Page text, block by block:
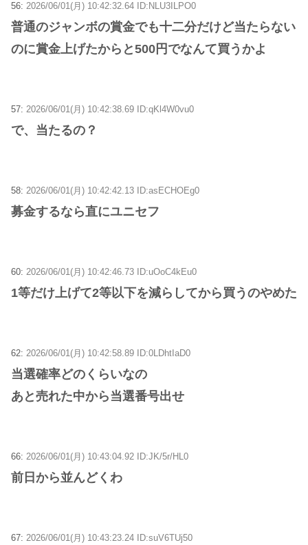
56: 2026/06/01(月) 10:42:32.64 ID:NLU3ILPO0
普通のジャンボの賞金でも十二分だけど当たらない
のに賞金上げたからと500円でなんて買うかよ
57: 2026/06/01(月) 10:42:38.69 ID:qKl4W0vu0
で、当たるの？
58: 2026/06/01(月) 10:42:42.13 ID:asECHOEg0
募金するなら直にユニセフ
60: 2026/06/01(月) 10:42:46.73 ID:uOoC4kEu0
1等だけ上げて2等以下を減らしてから買うのやめた
62: 2026/06/01(月) 10:42:58.89 ID:0LDhtIaD0
当選確率どのくらいなの
あと売れた中から当選番号出せ
66: 2026/06/01(月) 10:43:04.92 ID:JK/5r/HL0
前日から並んどくわ
67: 2026/06/01(月) 10:43:23.24 ID:suV6TUj50